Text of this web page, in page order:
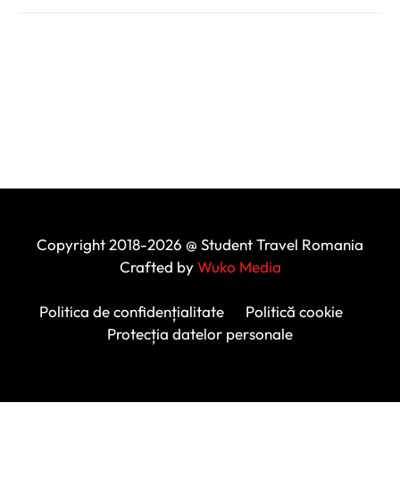
Copyright 2018-2026 @ Student Travel Romania
Crafted byWuko Media
Politica de confidențialitate
Politică cookie
Protecția datelor personale